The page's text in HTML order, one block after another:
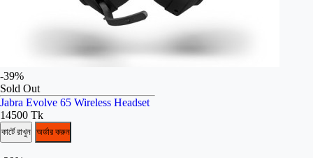
-39%
Sold Out
Jabra Evolve 65 Wireless Headset
14500 Tk
কার্টে রাখুন অর্ডার করুন